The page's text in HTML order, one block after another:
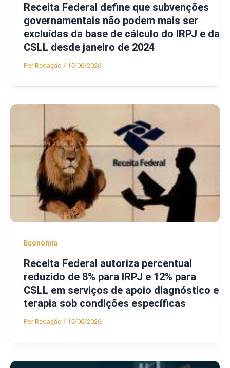
Receita Federal define que subvenções
governamentais não podem mais ser
excluídas da base de cálculo do IRPJ e da
CSLL desde janeiro de 2024
PorRedação / 15/06/2026
Economia
Receita Federal autoriza percentual
reduzido de 8% para IRPJ e 12% para
CSLL em serviços de apoio diagnóstico e
terapia sob condições específicas
PorRedação / 15/06/2026